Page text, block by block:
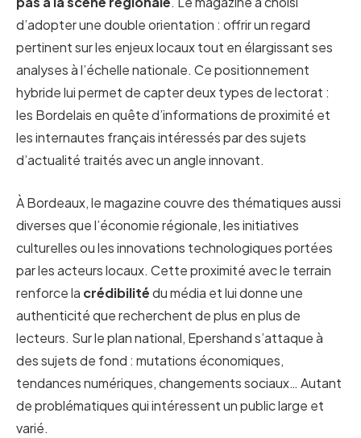
d’adopter une double orientation : offrir un regard
pertinent sur les enjeux locaux tout en élargissant ses
analyses à l’échelle nationale. Ce positionnement
hybride lui permet de capter deux types de lectorat :
les Bordelais en quête d’informations de proximité et
les internautes français intéressés par des sujets
d’actualité traités avec un angle innovant.
À Bordeaux, le magazine couvre des thématiques aussi
diverses que l’économie régionale, les initiatives
culturelles ou les innovations technologiques portées
par les acteurs locaux. Cette proximité avec le terrain
renforce la crédibilitédu média et lui donne une
authenticité que recherchent de plus en plus de
lecteurs. Sur le plan national, Epershand s’attaque à
des sujets de fond : mutations économiques,
tendances numériques, changements sociaux… Autant
de problématiques qui intéressent un public large et
varié.